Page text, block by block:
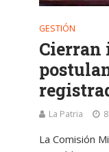
GESTIÓN
Cierran
La Patria
La Comisión